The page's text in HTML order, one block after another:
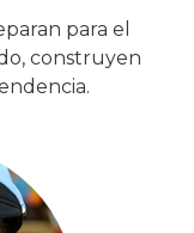
para el
construyen